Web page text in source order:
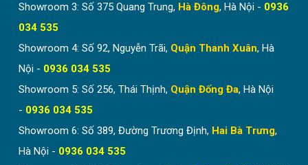
Showroom 3: Số 375 Quang Trung, Hà Đông, Hà Nội - 0936
034 535
Showroom 4: Số 92, Nguyễn Trãi, Quận Thanh Xuân, Hà
Nội - 0936 034 535
Showroom 5: Số 256, Thái Thịnh, Quận Đống Đa, Hà Nội
- 0936 034 535
Showroom 6: Số 389, Đường Trương Định, Hai Bà Trưng,
Hà Nội - 0936 034 535